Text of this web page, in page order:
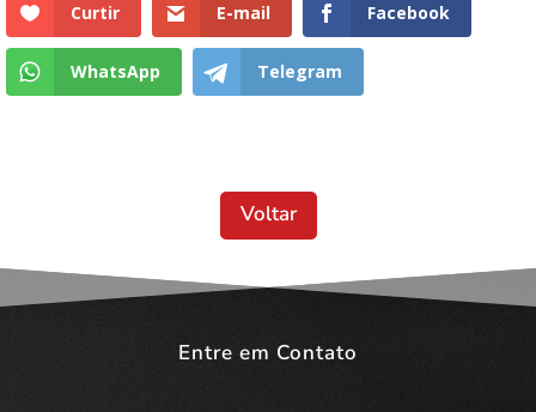
Curtir E-mail Facebook
WhatsApp Telegram
Voltar
Entre em Contato